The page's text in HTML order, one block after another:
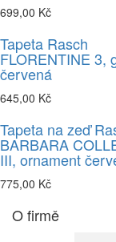
699,00 Kč
Tapeta Rasch
FLORENTINE 3,
červená
645,00 Kč
Tapeta na zeď
BARBARA
III, ornament
775,00 Kč
O firmě